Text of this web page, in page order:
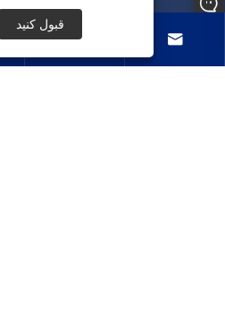
 
قبول کنید